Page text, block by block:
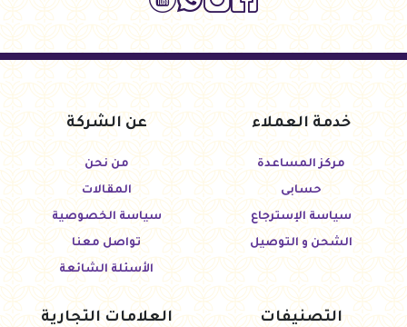
خدمة العملاء
مركز المساعدة
حسابى
سياسة الإسترجاع
الشحن و التوصيل
عن الشركة
من نحن
المقالات
سياسة الخصوصية
تواصل معنا
الأسئلة الشائعة
التصنيفات العلامات التجارية